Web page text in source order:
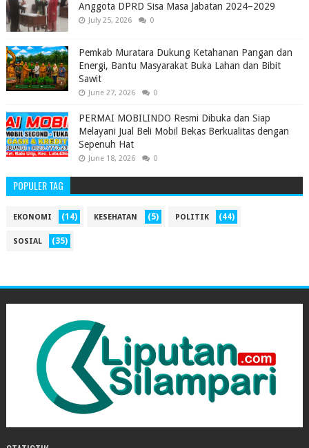
Anggota DPRD Sisa Masa Jabatan 2024–2029 ‎
July 25, 2026 0
Pemkab Muratara Dukung Ketahanan Pangan dan
Energi, Bantu Masyarakat Buka Lahan dan Bibit
Sawit
June 27, 2026 0
PERMAI MOBILINDO Resmi Dibuka dan Siap
Melayani Jual Beli Mobil Bekas Berkualitas dengan
Sepenuh Hat
June 18, 2026 0
POPULER TAG
EKONOMI (14) KESEHATAN (5) POLITIK (44)
SOSIAL (35)